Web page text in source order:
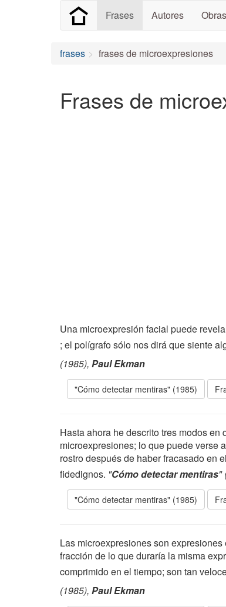
Frases Autores Obras
frases frases de microexpresiones
Frases de
Una microexpresión facial puede
; el polígrafo sólo nos dirá que siente
(1985), Paul Ekman
"Cómo detectar mentiras" (1985)
Hasta ahora he descrito tres modos
microexpresiones; lo que puede verse
rostro después de haber fracasado en
fidedignos. "Cómo detectar mentiras"
"Cómo detectar mentiras" (1985)
Las microexpresiones son
fracción de lo que duraría la misma
comprimido en el tiempo; son tan
(1985), Paul Ekman